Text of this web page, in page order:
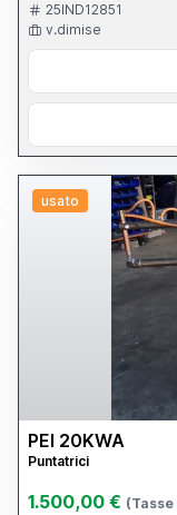
25IND12851
v.dimise
usato
PEI 20KWA
Puntatrici
1.500,00 €